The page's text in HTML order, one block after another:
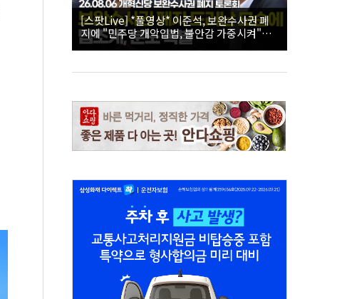
[스팟Live] *풀영상* 이준석, 보완수사권 폐
지에 "민주당 개악입법, 불안감 가중시켜"｜
26.08.06 개혁신당 보완수사권 폐지 토론회